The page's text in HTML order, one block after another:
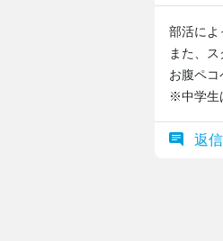
部活によ
また、
お腹ペ
※中学生
返